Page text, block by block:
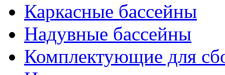
Каркасные бассейны
Надувные бассейны
Комплектующие для